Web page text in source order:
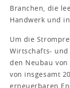
Branchen, die
Handwerk und
Um die
Wirtschafts-
den Neubau
von insgesamt
erneuerbaren